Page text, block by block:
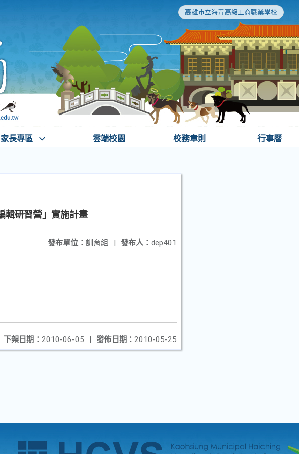
高雄市立海青高級工商職業學校
家長專區 雲端校園 校務章則 行事曆
輯研習營」實施計畫
發布人： dep401
發布單位： 訓育組 |
發佈日期： 2010-05-25
下架日期： 2010-06-05 |